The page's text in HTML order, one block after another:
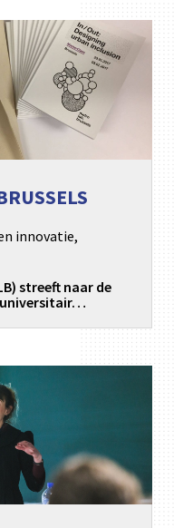
innovatie,
streeft naar de